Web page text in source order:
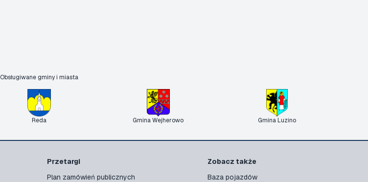
Obsługiwane gminy i miasta
Reda Gmina Wejherowo Gmina Luzino
Przetargi
Plan zamówień publicznych
Zobacz także
Baza pojazdów